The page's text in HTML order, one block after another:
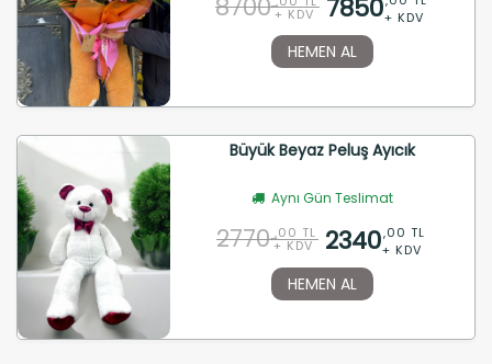
+ KDV 7850+ KDV
HEMEN AL
Büyük Beyaz Peluş Ayıcık
Aynı Gün Teslimat
2770 ,00 TL
+ KDV 2340,00 TL
+ KDV
HEMEN AL